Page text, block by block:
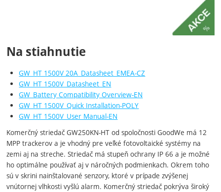
Na stiahnutie
GW_HT 1500V 20A_Datasheet_EMEA-CZ
GW_HT 1500V_Datasheet_EN
GW_Battery Compatibility Overview-EN
GW_HT 1500V_Quick Installation-POLY
GW_HT 1500V_User Manual-EN
Komerčný striedač GW250KN-HT od spoločnosti GoodWe má 12
MPP trackerov a je vhodný pre veľké fotovoltaické systémy na
zemi aj na streche. Striedač má stupeň ochrany IP 66 a je možné
ho optimálne používať aj v náročných podmienkach. Okrem toho
sú v skrini nainštalované senzory, ktoré v prípade zvýšenej
vnútornej vlhkosti vyšlú alarm. Komerčný striedač pokrýva široký